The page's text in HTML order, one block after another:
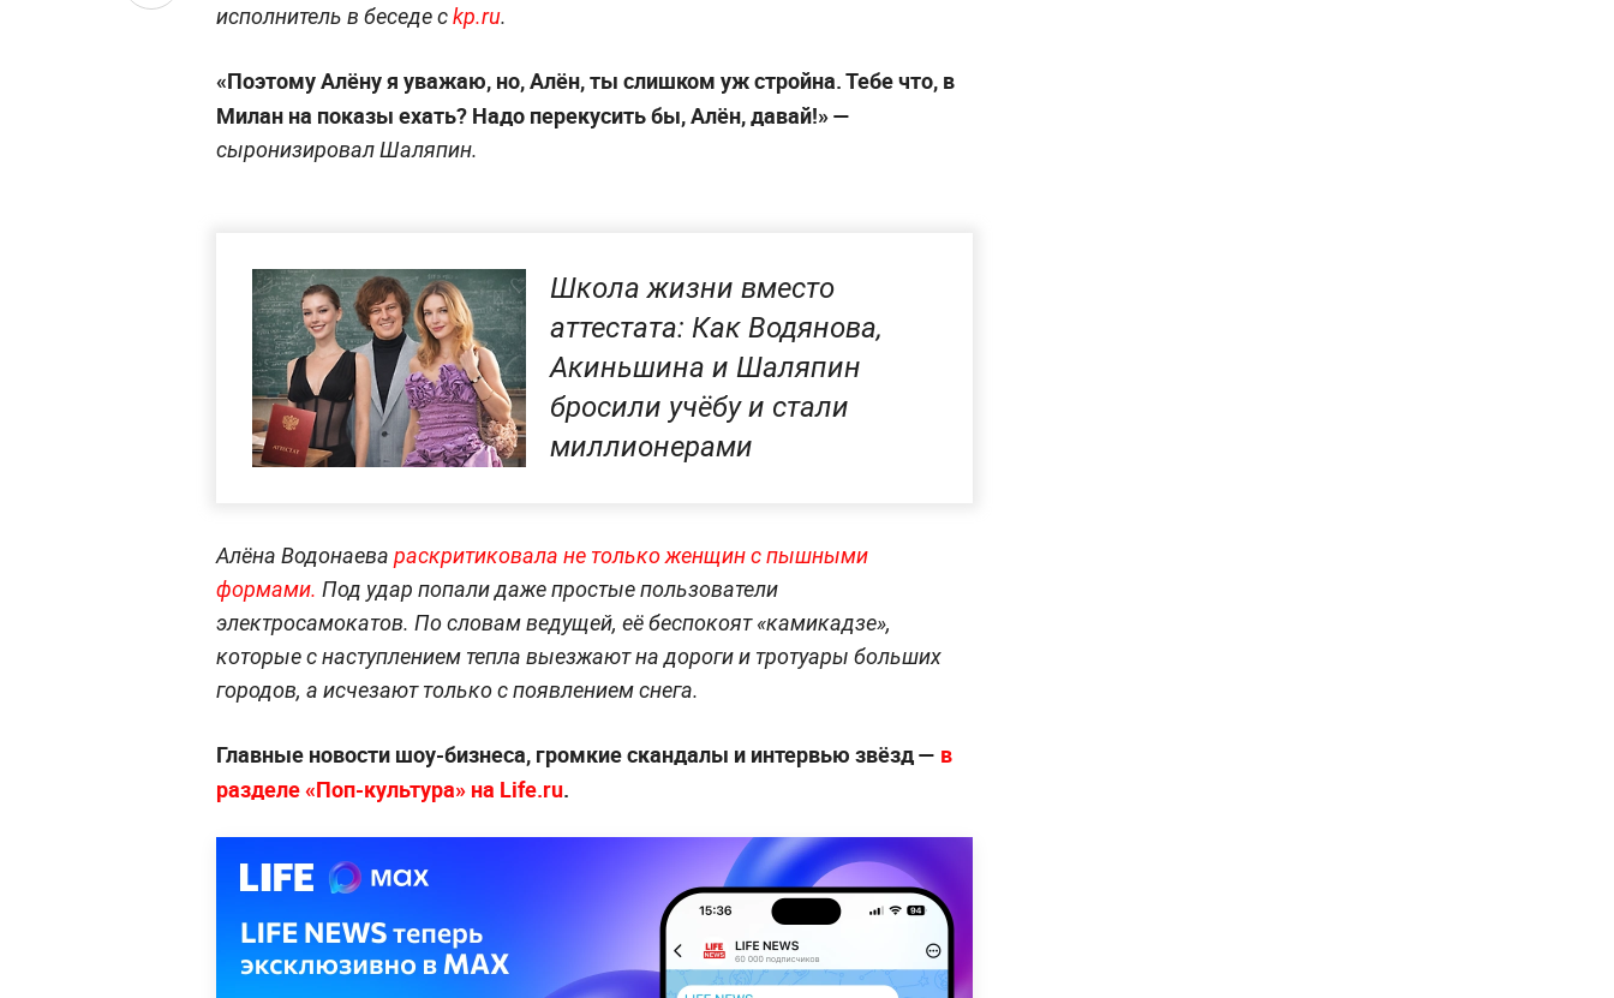
исполнитель в беседе сkp.ru.
«Поэтому Алёну я уважаю, но, Алён, ты слишком уж стройна. Тебе что, в
Милан на показы ехать? Надо перекусить бы, Алён, давай!» —
сыронизировал Шаляпин.
Школа жизни вместо
аттестата: Как Водянова,
Акиньшина и Шаляпин
бросили учёбу и стали
миллионерами
Алёна Водонаева раскритиковала не только женщин с пышными
формами. Под удар попали даже простые пользователи
электросамокатов. По словам ведущей, её беспокоят «камикадзе»,
которые с наступлением тепла выезжают на дороги и тротуары больших
городов, а исчезают только с появлением снега.
Главные новости шоу-бизнеса, громкие скандалы и интервью звёзд — в
разделе «Поп-культура» на Life.ru.